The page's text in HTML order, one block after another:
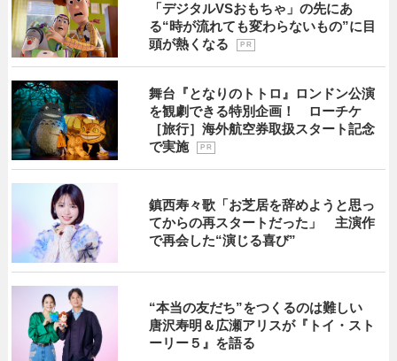
「デジタルVSおもちゃ」の先にあ
る“時が流れても変わらないもの”に目
頭が熱くなる
P R
舞台『となりのトトロ』ロンドン公演
を観劇できる特別企画！ ローチケ
［旅行］海外航空券取扱スタート記念
で実施
P R
鎮西寿々歌「お芝居を辞めようと思っ
てからの再スタートだった」 主演作
で再会した“演じる喜び”
“本当の友だち”をつくるのは難しい
唐沢寿明＆広瀬アリスが『トイ・スト
ーリー５』を語る